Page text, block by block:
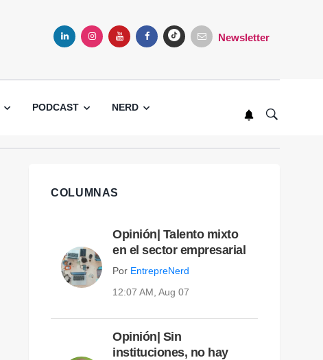
Newsletter
PODCAST NERD
COLUMNAS
Opinión| Talento mixto
en el sector empresarial
Por EntrepreNerd
12:07 AM, Aug 07
Opinión| Sin
instituciones, no hay